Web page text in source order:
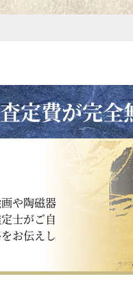
定費が完全
や陶磁器
士がご自
お伝えし